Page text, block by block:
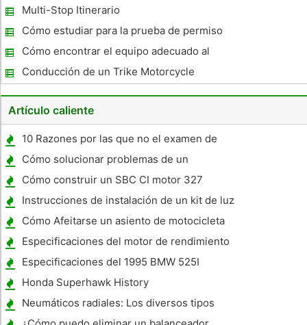
Multi-Stop Itinerario
Cómo estudiar para la prueba de permiso
de aprendizaje
Cómo encontrar el equipo adecuado al
conducir
Conducción de un Trike Motorcycle
Artículo caliente
10 Razones por las que no el examen de
conducir
Cómo solucionar problemas de un
carburador Backfire
Cómo construir un SBC CI motor 327
Instrucciones de instalación de un kit de luz
trasera secuencial Mustang
Cómo Afeitarse un asiento de motocicleta
Especificaciones del motor de rendimiento
Especificaciones del 1995 BMW 525I
Honda Superhawk History
Neumáticos radiales: Los diversos tipos